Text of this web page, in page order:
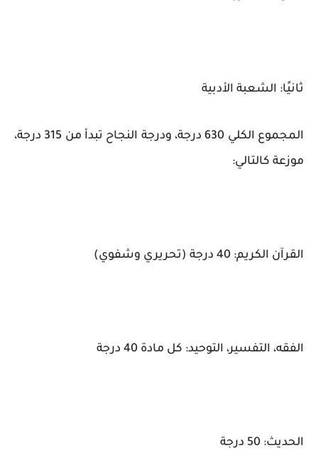
ثانيًا: الشعبة الأدبية
المجموع الكلي 630 درجة، ودرجة النجاح تبدأ من 315 درجة،
موزعة كالتالي:
القرآن الكريم: 40 درجة (تحريري وشفوي)
الفقه، التفسير، التوحيد: كل مادة 40 درجة
الحديث: 50 درجة